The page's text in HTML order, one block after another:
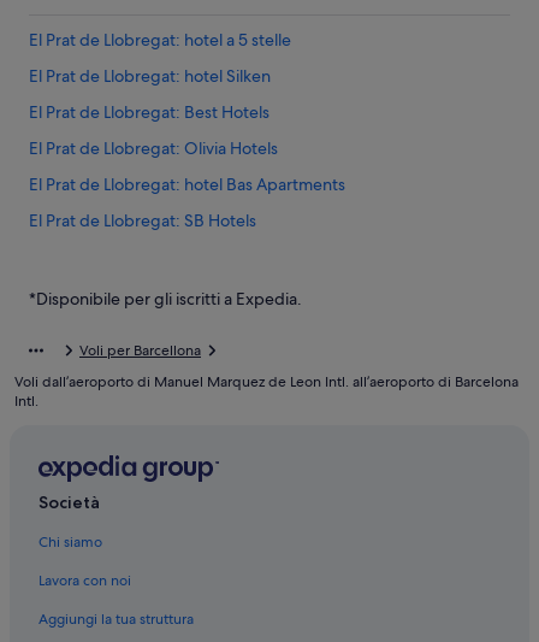
El Prat de Llobregat: hotel a 5 stelle
El Prat de Llobregat: hotel Silken
El Prat de Llobregat: Best Hotels
El Prat de Llobregat: Olivia Hotels
El Prat de Llobregat: hotel Bas Apartments
El Prat de Llobregat: SB Hotels
El Prat de Llobregat: Hotel economici
El Prat de Llobregat: B&B
El Prat de Llobregat: Case rurali
El Prat de Llobregat: Campeggi
El Prat de Llobregat: hotel
Barcellona: hotel
Barcelona Intl.: hotel nelle vicinanze
Spiaggia di Prat: hotel nelle vicinanze
*Disponibile per gli iscritti a Expedia.
Voli per Barcellona
Voli dall’aeroporto di Manuel Marquez de Leon Intl. all’aeroporto di Barcelona
Intl.
Società
Chi siamo
Lavora con noi
Aggiungi la tua struttura